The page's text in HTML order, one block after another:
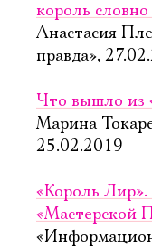
король
Анастасия
правда»,
Что вышло из
Марина
25.02.2019
«Король Лир».
«Мастерской